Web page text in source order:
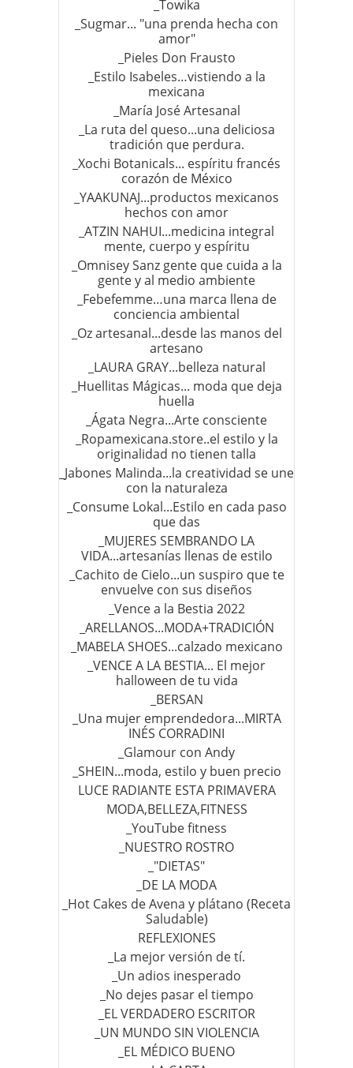
_Towika
_Sugmar... "una prenda hecha con
amor"
_Pieles Don Frausto
_Estilo Isabeles…vistiendo a la
mexicana
_María José Artesanal
_La ruta del queso...una deliciosa
tradición que perdura.
_Xochi Botanicals... espíritu francés
corazón de México
_YAAKUNAJ...productos mexicanos
hechos con amor
_ATZIN NAHUI...medicina integral
mente, cuerpo y espíritu
_Omnisey Sanz gente que cuida a la
gente y al medio ambiente
_Febefemme…una marca llena de
conciencia ambiental
_Oz artesanal...desde las manos del
artesano
_LAURA GRAY...belleza natural
_Huellitas Mágicas... moda que deja
huella
_Ágata Negra...Arte consciente
_Ropamexicana.store..el estilo y la
originalidad no tienen talla
_Jabones Malinda...la creatividad se une
con la naturaleza
_Consume Lokal...Estilo en cada paso
que das
_MUJERES SEMBRANDO LA
VIDA...artesanías llenas de estilo
_Cachito de Cielo...un suspiro que te
envuelve con sus diseños
_Vence a la Bestia 2022
_ARELLANOS...MODA+TRADICIÓN
_MABELA SHOES...calzado mexicano
_VENCE A LA BESTIA... El mejor
halloween de tu vida
_BERSAN
_Una mujer emprendedora...MIRTA
INÉS CORRADINI
_Glamour con Andy
_SHEIN...moda, estilo y buen precio
LUCE RADIANTE ESTA PRIMAVERA
MODA,BELLEZA,FITNESS
_YouTube fitness
_NUESTRO ROSTRO
_"DIETAS"
_DE LA MODA
_Hot Cakes de Avena y plátano (Receta
Saludable)
REFLEXIONES
_La mejor versión de tí.
_Un adios inesperado
_No dejes pasar el tiempo
_EL VERDADERO ESCRITOR
_UN MUNDO SIN VIOLENCIA
_EL MÉDICO BUENO